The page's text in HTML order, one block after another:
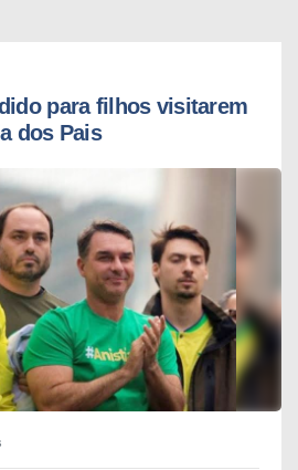
para filhos visitarem
dos Pais